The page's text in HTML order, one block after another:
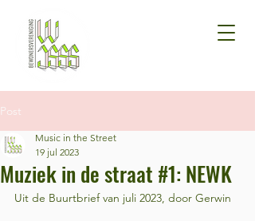
Post
Muziek in de straat #1: NEWK
Music in the Street
19 jul 2023
Uit de Buurtbrief van juli 2023, door Gerwin